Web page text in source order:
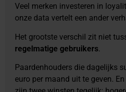
Veel merken investeren in
onze data vertelt een ander
Het grootste verschil zit niet
regelmatige gebruikers.
Paardenhouders die dagelijks
euro per maand uit te geven.